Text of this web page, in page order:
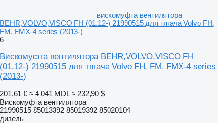
вискомуфта вентилятора
BEHR,VOLVO,VISCO FH (01.12-) 21990515 для тягача Volvo FH,
FM, FMX-4 series (2013-)
6
Вискомуфта вентилятора BEHR,VOLVO,VISCO FH
(01.12-) 21990515 для тягача Volvo FH, FM, FMX-4 series
(2013-)
201,61 € ≈ 4 041 MDL ≈ 232,90 $
Вискомуфта вентилятора
21990515 85013392 85019392 85020104
дизель